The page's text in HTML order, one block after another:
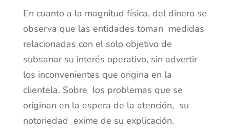
En cuanto a la magnitud física, del dinero se
observa que las entidades toman medidas
relacionadas con el solo objetivo de
subsanar su interés operativo, sin advertir
los inconvenientes que origina en la
clientela. Sobre los problemas que se
originan en la espera de la atención, su
notoriedad exime de su explicación.